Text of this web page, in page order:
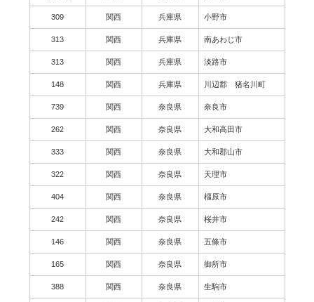
309 関西 兵庫県 小野市
313 関西 兵庫県 南あわじ市
313 関西 兵庫県 淡路市
148 関西 兵庫県 川辺郡 猪名川町
739 関西 奈良県 奈良市
262 関西 奈良県 大和高田市
333 関西 奈良県 大和郡山市
322 関西 奈良県 天理市
404 関西 奈良県 橿原市
242 関西 奈良県 桜井市
146 関西 奈良県 五條市
165 関西 奈良県 御所市
388 関西 奈良県 生駒市